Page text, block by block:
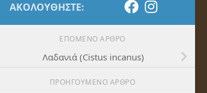
ΑΚΟΛΟΥΘΉΣΤΕ:
ΕΠΌΜΕΝΟ ΆΡΘΡΟ
Λαδανιά (Cistus incanus)
ΠΡΟΗΓΟΎΜΕΝΟ ΆΡΘΡΟ